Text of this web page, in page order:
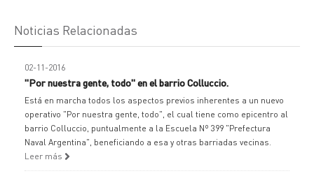
Noticias Relacionadas
02-11-2016
"Por nuestra gente, todo" en el barrio Colluccio.
Está en marcha todos los aspectos previos inherentes a un nuevo
operativo "Por nuestra gente, todo", el cual tiene como epicentro al
barrio Colluccio, puntualmente a la Escuela Nº 399 "Prefectura
Naval Argentina", beneficiando a esa y otras barriadas vecinas.
Leer más